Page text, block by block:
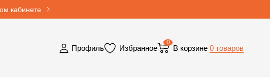
кабинете
Профиль Избранное
0
В корзине 0 товаров